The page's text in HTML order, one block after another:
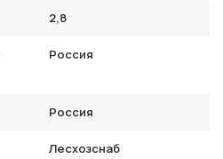
2,8
Россия
Россия
Лесхозснаб